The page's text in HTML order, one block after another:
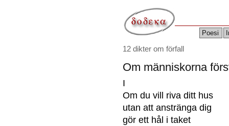
Poesi
12 dikter om förfall
Om människorna
I
Om du vill riva ditt hus
utan att anstränga dig
gör ett hål i taket